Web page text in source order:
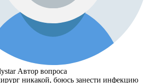
Автор вопроса
никакой, боюсь занести инфекцию